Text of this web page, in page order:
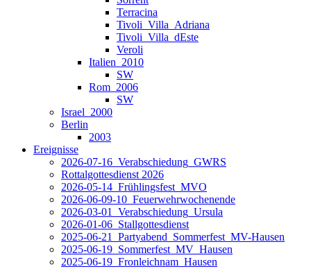
Terracina
Tivoli_Villa_Adriana
Tivoli_Villa_dEste
Veroli
Italien_2010
SW
Rom_2006
SW
Israel_2000
Berlin
2003
Ereignisse
2026-07-16_Verabschiedung_GWRS
Rottalgottesdienst 2026
2026-05-14_Frühlingsfest_MVO
2026-06-09-10_Feuerwehrwochenende
2026-03-01_Verabschiedung_Ursula
2026-01-06_Stallgottesdienst
2025-06-21_Partyabend_Sommerfest_MV-Hausen
2025-06-19_Sommerfest_MV_Hausen
2025-06-19_Fronleichnam_Hausen